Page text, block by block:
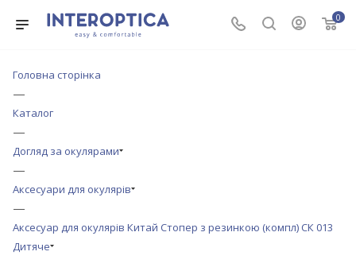
0
Головна сторінка
—
Каталог
—
Догляд за окулярами
—
Аксесуари для окулярів
—
Аксесуар для окулярів Китай Стопер з резинкою (компл) СК 013
Дитяче